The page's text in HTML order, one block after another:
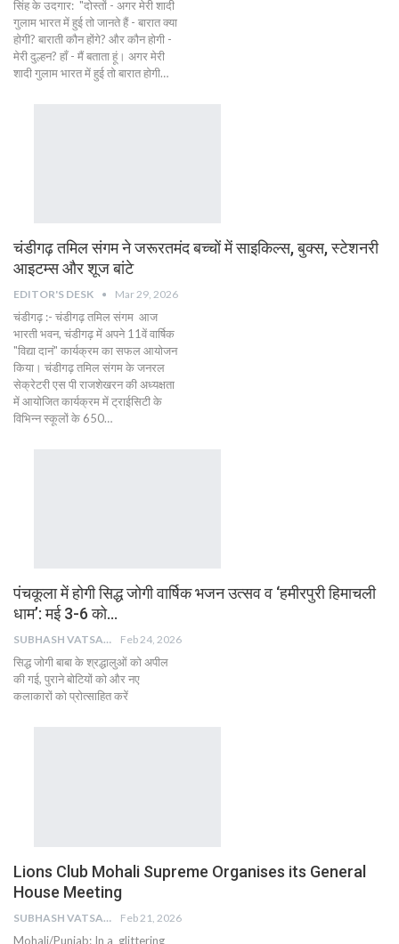
सिंह के उदगार: "दोस्तों - अगर मेरी शादी
गुलाम भारत में हुई तो जानते हैं - बारात क्या
होगी? बाराती कौन होंगे? और कौन होगी -
मेरी दुल्हन? हाँ - मैं बताता हूं। अगर मेरी
शादी गुलाम भारत में हुई तो बारात होगी…
चंडीगढ़ तमिल संगम ने जरूरतमंद बच्चों में साइकिल्स, बुक्स, स्टेशनरी
आइटम्स और शूज बांटे
EDITOR'S DESK Mar 29, 2026
चंडीगढ़ :- चंडीगढ़ तमिल संगम आज
भारती भवन, चंडीगढ़ में अपने 11वें वार्षिक
"विद्या दानं" कार्यक्रम का सफल आयोजन
किया। चंडीगढ़ तमिल संगम के जनरल
सेक्रेटरी एस पी राजशेखरन की अध्यक्षता
में आयोजित कार्यक्रम में ट्राईसिटी के
विभिन्न स्कूलों के 650…
पंचकूला में होगी सिद्ध जोगी वार्षिक भजन उत्सव व ‘हमीरपुरी हिमाचली
धाम’: मई 3-6 को…
SUBHASH VATSAIN Feb 24, 2026
सिद्ध जोगी बाबा के श्रद्धालुओं को अपील
की गई, पुराने बोटियों को और नए
कलाकारों को प्रोत्साहित करें
Lions Club Mohali Supreme Organises its General
House Meeting
SUBHASH VATSAIN Feb 21, 2026
Mohali/Punjab: In a glittering